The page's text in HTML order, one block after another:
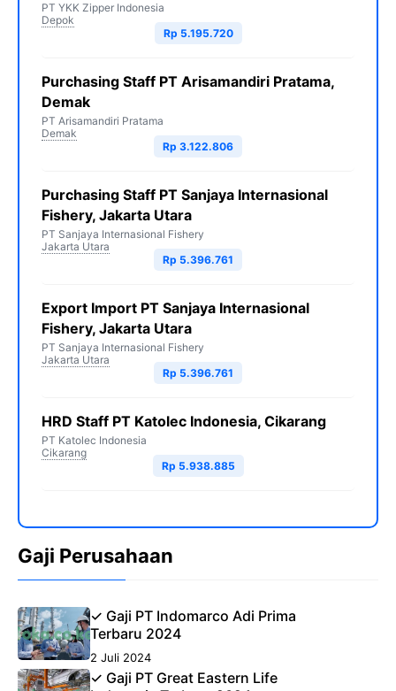
PT YKK Zipper Indonesia
Depok
Rp 5.195.720
Purchasing Staff PT Arisamandiri Pratama,
Demak
PT Arisamandiri Pratama
Demak
Rp 3.122.806
Purchasing Staff PT Sanjaya Internasional
Fishery, Jakarta Utara
PT Sanjaya Internasional Fishery
Jakarta Utara
Rp 5.396.761
Export Import PT Sanjaya Internasional
Fishery, Jakarta Utara
PT Sanjaya Internasional Fishery
Jakarta Utara
Rp 5.396.761
HRD Staff PT Katolec Indonesia, Cikarang
PT Katolec Indonesia
Cikarang
Rp 5.938.885
Gaji Perusahaan
✓ Gaji PT Indomarco Adi Prima
Terbaru 2024
2 Juli 2024
✓ Gaji PT Great Eastern Life